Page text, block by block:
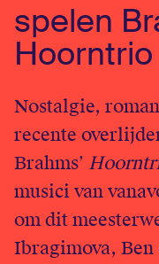
English
Login
spelen
Hoorntrio
Nostalgie,
recente
Brahms’
musici van
om dit
Ibragimova, Ben